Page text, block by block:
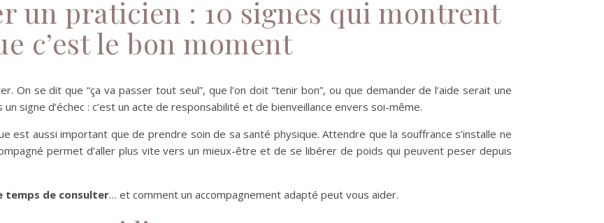
un praticien : 10 signes qui montrent
c’est le bon moment
On se dit que “ça va passer tout seul”, que l’on doit “tenir bon”, ou que demander de l’aide serait une
signe d’échec : c’est un acte de responsabilité et de bienveillance envers soi-même.
est aussi important que de prendre soin de sa santé physique. Attendre que la souffrance s’installe ne
permet d’aller plus vite vers un mieux-être et de se libérer de poids qui peuvent peser depuis
temps de consulter… et comment un accompagnement adapté peut vous aider.